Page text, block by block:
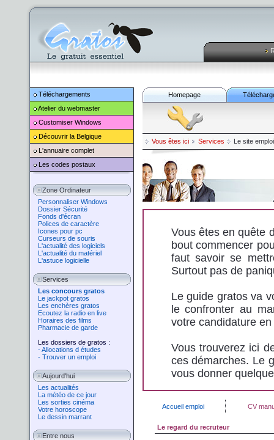
Téléchargements
Atelier du webmaster
Customiser Windows
Découvrir la Belgique
L'annuaire complet
Les codes postaux
Zone Ordinateur
Personnaliser Windows
Dossier Sécurité
Fonds d'écran
Polices de caractère
Icones pour pc
Curseurs de souris
L'actualité des logiciels
L'actualité du matériel
L'astuce logicielle
Services
Les concours gratos
Le jackpot gratos
Les enchères gratos
Ecoutez la radio en live
Horaires des films
Pharmacie de garde
Les dossiers de gratos :
- Allocations d études
- Trouver un emploi
Aujourd'hui
Les actualités
La météo de ce jour
Les sorties cinéma
Votre horoscope
Le dessin marrant
Entre nous
Homepage
Vous êtes ici Services Le site
Vous êtes en quête
bout commencer
faut savoir se
Surtout pas de
Le guide gratos va
le confronter au
votre candidature
Vous trouverez ici
ces démarches. Le
vous donner
Accueil emploi CV
Le regard du recruteur